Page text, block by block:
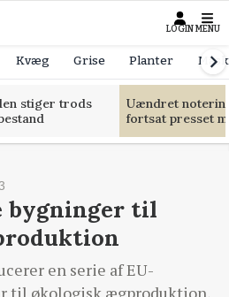
LOGIN MENU
Kvæg Grise Planter
stiger trods
Uændret
fortsat presset
bygninger til
en serie af EU-
til økologisk ægproduktion,